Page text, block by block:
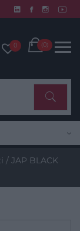
0 Cart
(0)
/ JAP BLACK